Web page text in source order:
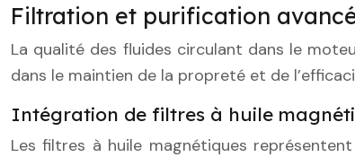
Filtration et purification
La qualité des fluides circulant dans le
dans le maintien de la propreté et de
Intégration de filtres à huile
Les filtres à huile magnétiques